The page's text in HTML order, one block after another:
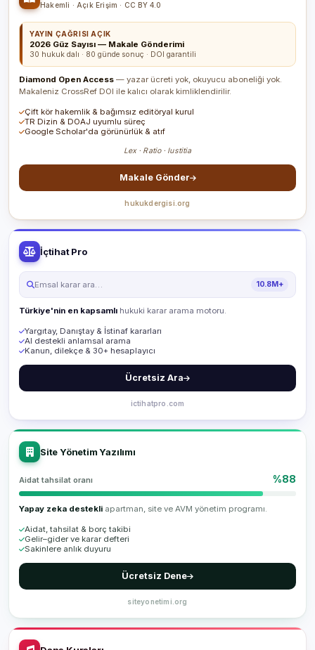
Hakemli · Açık Erişim · CC BY 4.0
YAYIN ÇAĞRISI AÇIK
2026 Güz Sayısı — Makale Gönderimi
30 hukuk dalı · 80 günde sonuç · DOI garantili
Diamond Open Access — yazar ücreti yok, okuyucu aboneliği yok.
Makaleniz CrossRef DOI ile kalıcı olarak kimliklendirilir.
Çift kör hakemlik & bağımsız editöryal kurul
TR Dizin & DOAJ uyumlu süreç
Google Scholar'da görünürlük & atıf
Lex · Ratio · Iustitia
Makale Gönder
hukukdergisi.org
İçtihat Pro
Emsal karar ara… 10.8M+
Türkiye'nin en kapsamlı hukuki karar arama motoru.
Yargıtay, Danıştay & İstinaf kararları
AI destekli anlamsal arama
Kanun, dilekçe & 30+ hesaplayıcı
Ücretsiz Ara
ictihatpro.com
Site Yönetim Yazılımı
Aidat tahsilat oranı %88
Yapay zeka destekli apartman, site ve AVM yönetim programı.
Aidat, tahsilat & borç takibi
Gelir–gider ve karar defteri
Sakinlere anlık duyuru
Ücretsiz Dene
siteyonetimi.org